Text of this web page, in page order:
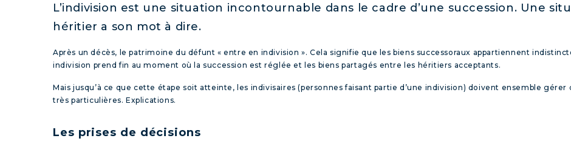
L’indivision est une situation incontournable dans le cadre d’une succession. Une
héritier a son mot à dire.
Après un décès, le patrimoine du défunt « entre en indivision ». Cela signifie que les biens successoraux appartiennent
indivision prend fin au moment où la succession est réglée et les biens partagés entre les héritiers acceptants.
Mais jusqu’à ce que cette étape soit atteinte, les indivisaires (personnes faisant partie d’une indivision) doivent ensemble
très particulières. Explications.
Les prises de décisions